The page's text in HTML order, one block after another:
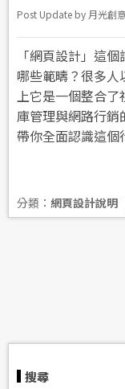
Post Update by 月光創
「網頁設計」這
哪些範疇？很多
上它是一個整合了
庫管理與網路行銷
帶你全面認識這個
分類： 網頁設計說明
搜尋